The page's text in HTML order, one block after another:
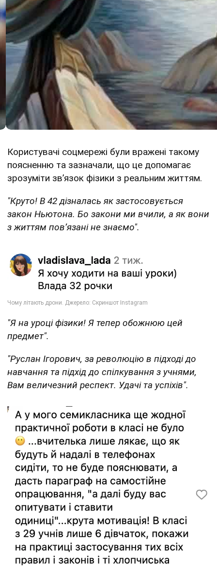
Користувачі соцмережі були вражені такому
поясненню та зазначали, що це допомагає
зрозуміти звʼязок фізики з реальним життям.
"Круто! В 42 дізналась як застосовується
закон Ньютона. Бо закони ми вчили, а як вони
з життям повʼязані не знаємо".
"Я на уроці фізики! Я тепер обожнюю цей
предмет".
"Руслан Ігорович, за революцію в підході до
навчання та підхід до спілкування з учнями,
Вам величезний респект. Удачі та успіхів".